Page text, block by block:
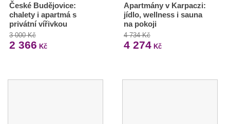
České Budějovice:
chalety i apartmá s
privátní vířivkou
3 000 Kč
2 366 Kč
Apartmány v Karpaczi:
jídlo, wellness i sauna
na pokoji
4 734 Kč
4 274Kč